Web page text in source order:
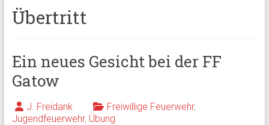
Feuerwehr
Berlin
Übertritt
Ein neues Gesicht bei der FF
Gatow
J. Freidank Freiwillige Feuerwehr,
Jugendfeuerwehr, Übung